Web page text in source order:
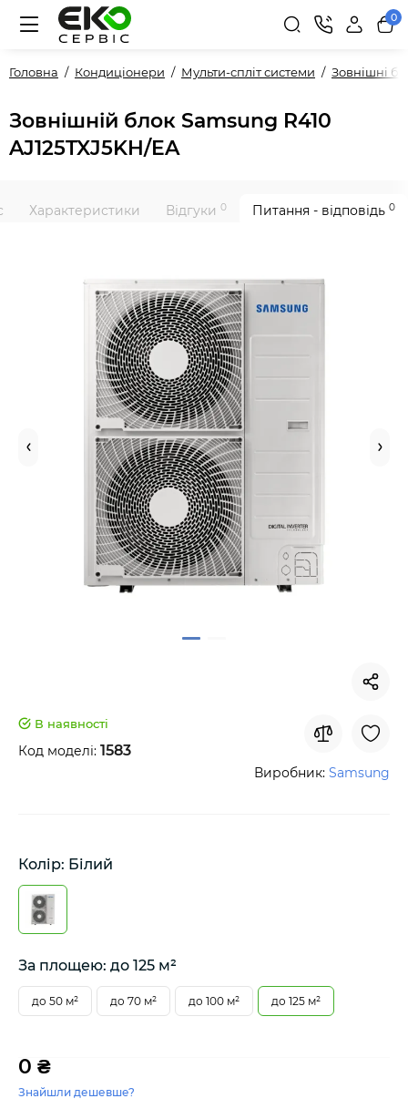
0
Головна Кондиціонери Мульти-спліт системи Зовнішні
Зовнішній блок Samsung R410
AJ125TXJ5KH/EA
Характеристики Відгуки 0 Питання - відповідь 0
В наявності
Код моделі: 1583
Виробник: Samsung
Колір: Білий
За площею: до 125 м²
до 50 м² до 70 м² до 100 м² до 125 м²
0 ₴
Знайшли дешевше?